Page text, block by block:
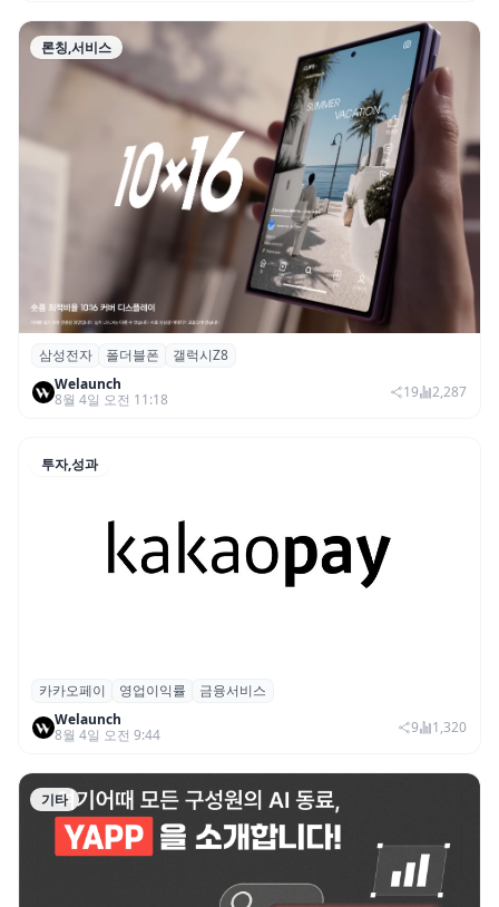
론칭,서비스
삼성 ‘갤럭시 Z8 시리즈’ 사전예약 144만 대
돌파… 역대 최고 신기록
삼성전자 폴더블폰
갤럭시Z8
Welaunch
8월 4일 오전 11:18
19 2,287
투자,성과
카카오페이, 금융 서비스 비중 첫 50% 돌파
카카오페이 영업이익률
금융서비스
Welaunch
8월 4일 오전 9:44
9 1,320
기타